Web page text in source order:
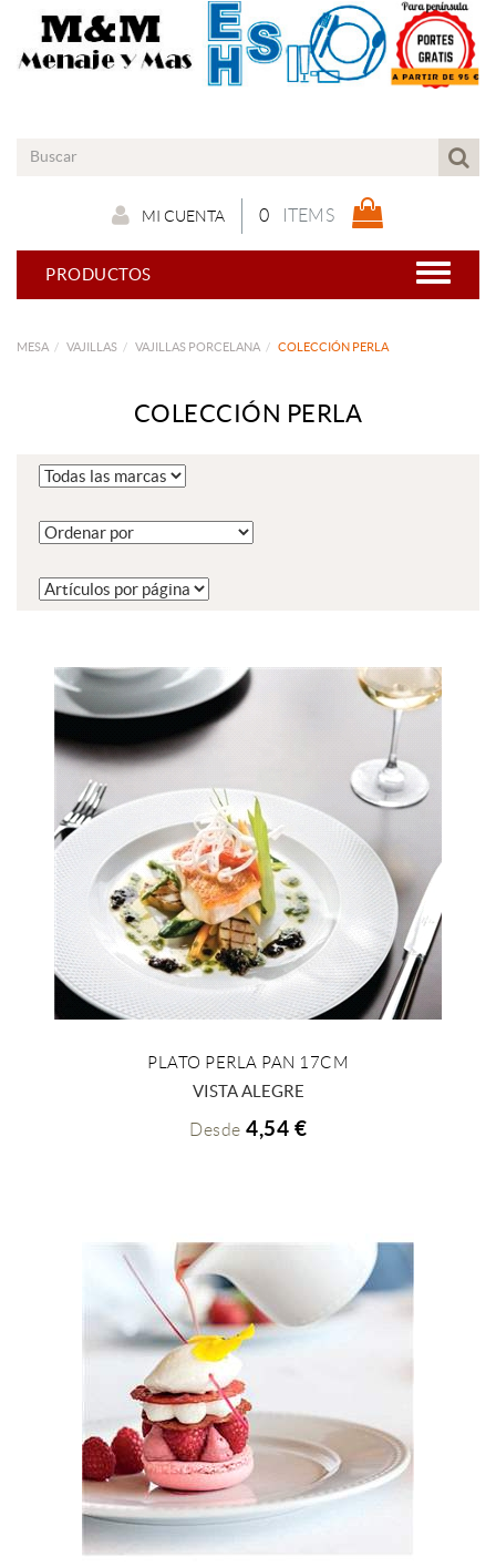
0 ITEMS
MI CUENTA
PRODUCTOS
MESA VAJILLAS VAJILLAS PORCELANA COLECCIÓN PERLA
COLECCIÓN PERLA
+ INFO
PLATO PERLA PAN 17CM
VISTA ALEGRE
Desde 4,54 €